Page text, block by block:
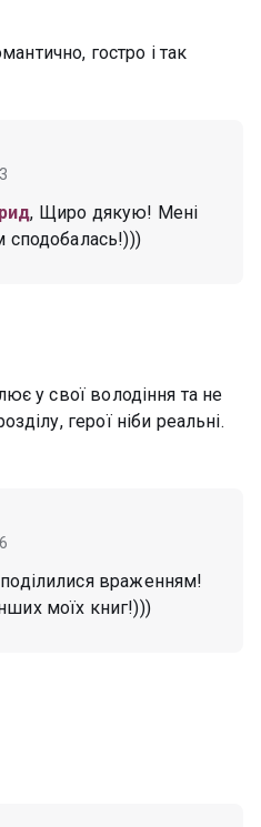
гостро і так
, Щиро дякую! Мені
сподобалась!)))
у свої володіння та не
герої ніби реальні.
враженням!
моїх книг!)))